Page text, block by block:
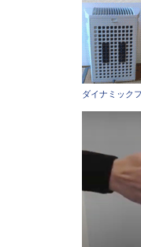
ダイナミック